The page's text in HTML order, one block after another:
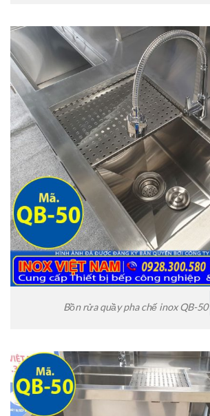
Bồn rửa quầy pha chế inox QB-50